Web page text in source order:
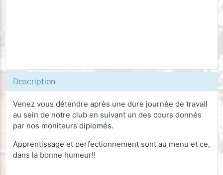
Description
Venez vous détendre après une dure journée de travail
au sein de notre club en suivant un des cours donnés
par nos moniteurs diplomés.
Apprentissage et perfectionnement sont au menu et ce,
dans la bonne humeur!!